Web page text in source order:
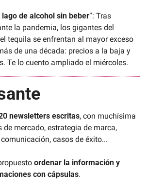
lago de alcohol sin beber”: Tras
la pandemia, los gigantes del
tequila se enfrentan al mayor exceso
de una década: precios a la baja y
Te lo cuento ampliado el miércoles.
newsletters escritas, con muchísima
mercado, estrategia de marca,
casos de éxito...
ordenar la información y
con cápsulas.